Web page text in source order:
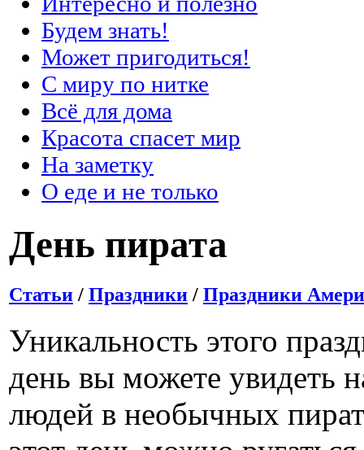
Будем знать!
Может пригодиться!
С миру по нитке
Всё для дома
Красота спасет мир
На заметку
О еде и не только
День пирата
Статьи / Праздники / Праздники
Уникальность этого
день вы можете увидеть
людей в необычных